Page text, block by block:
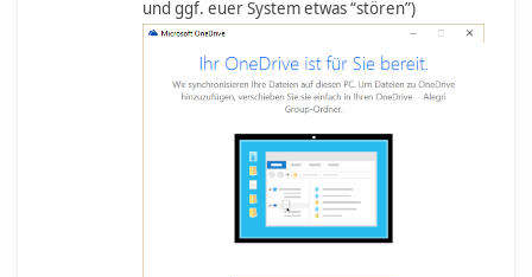
und ggf. euer System etwas “stören”)